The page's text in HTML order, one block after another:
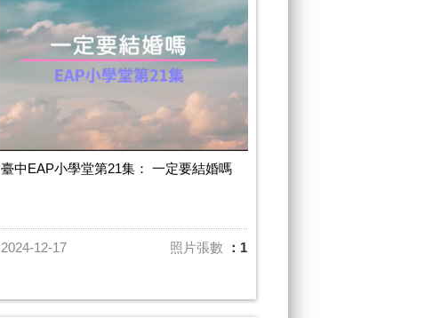
臺中EAP小學堂第21集： 一定要結婚嗎
2024-12-17 照片張數 ：1